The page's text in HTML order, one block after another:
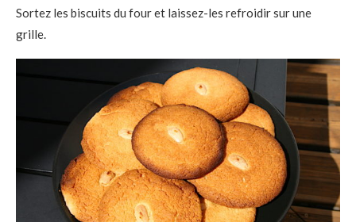
Sortez les biscuits du four et laissez-les refroidir sur une
grille.